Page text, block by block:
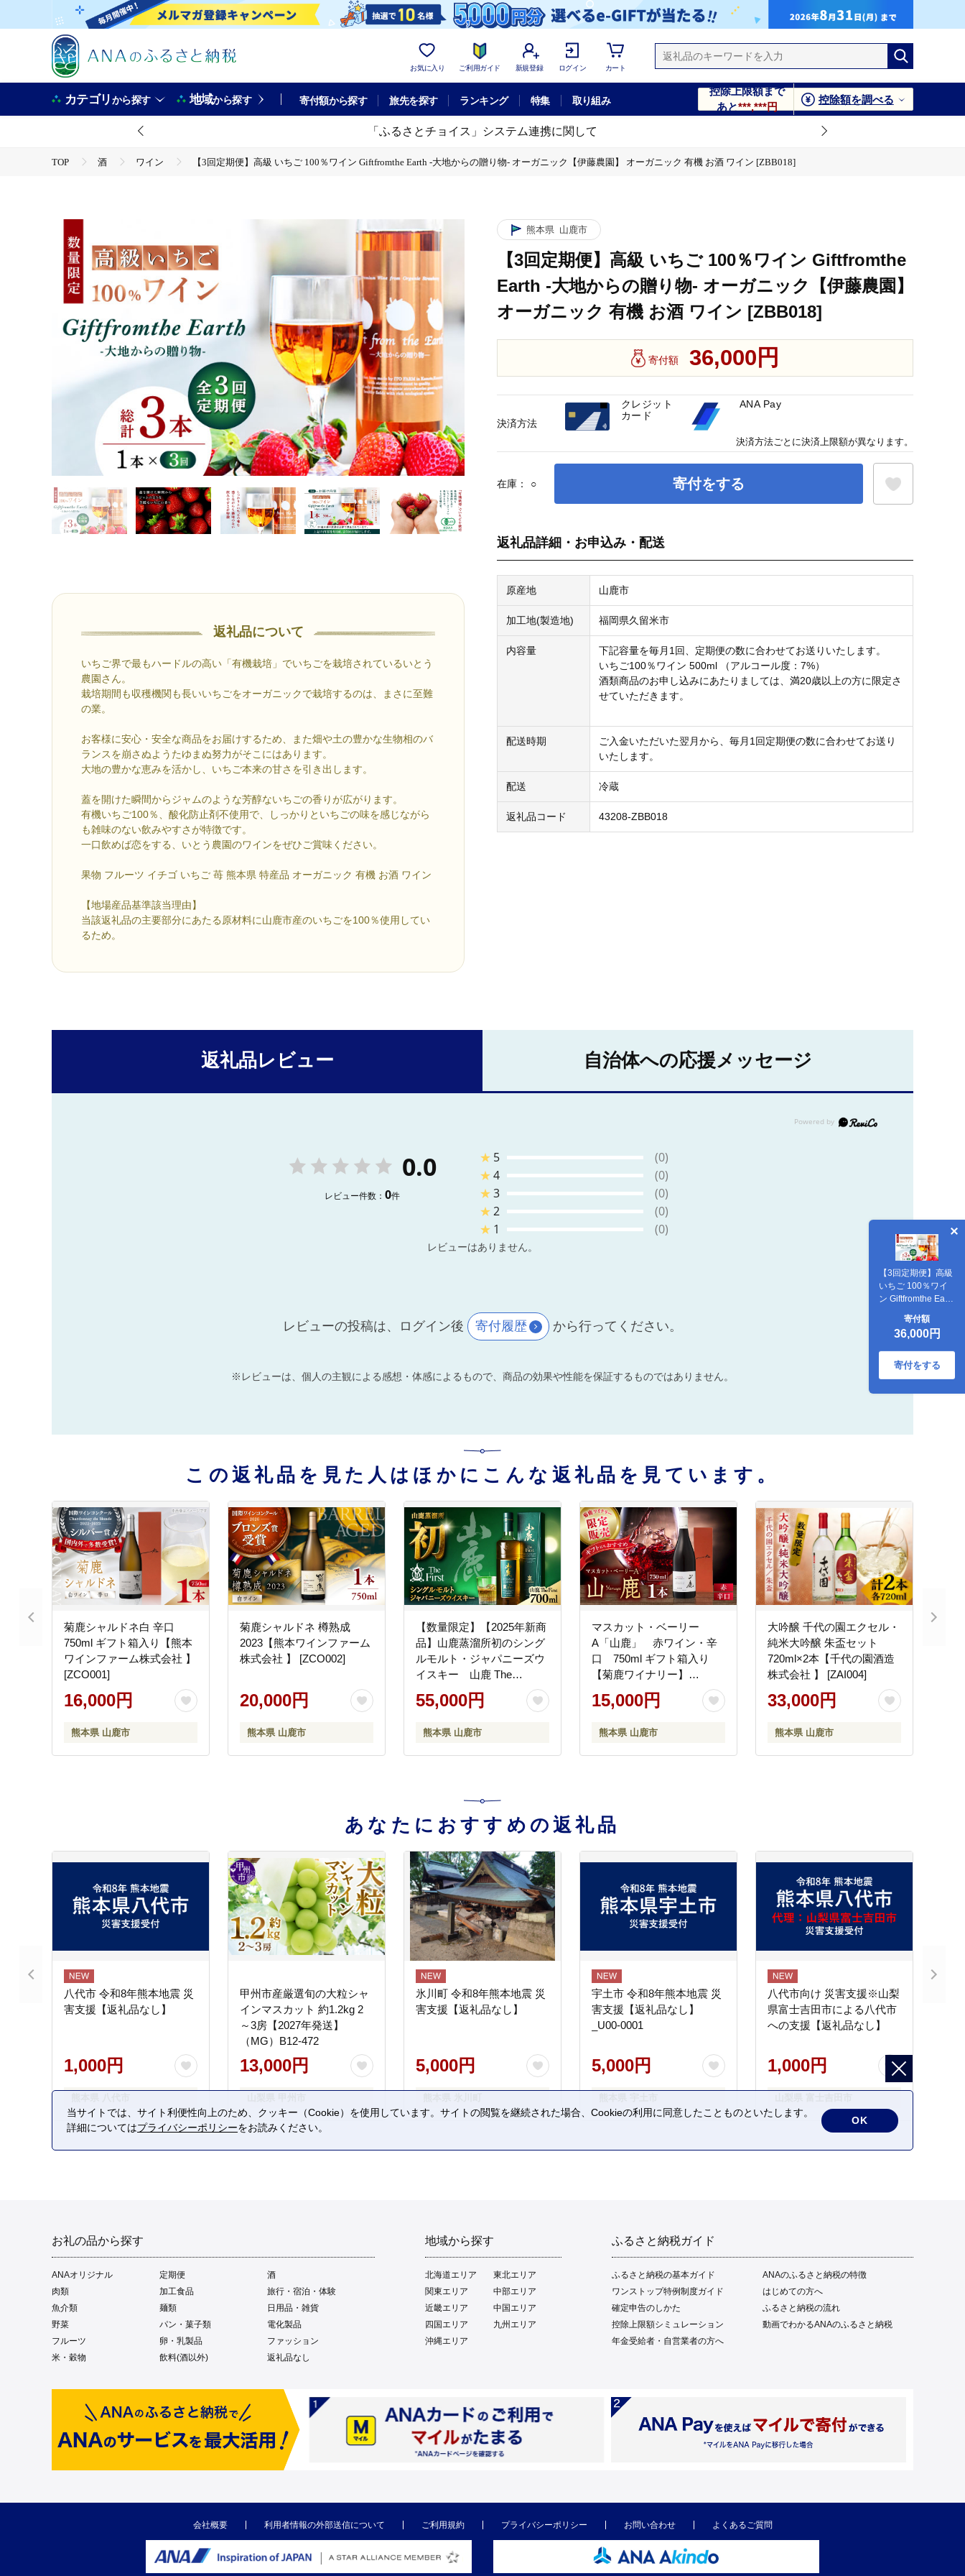
お気に入り ご利用ガイド 新規登録 ログイン カート
カテゴリから探す 地域から探す 寄付額から探す 旅先を探す ランキング 特集 取り組み
控除上限額まで
あと***,***円
控除額を調べる
「ふるさとチョイス」システム連携に関して
TOP 酒 ワイン 【3回定期便】高級 いちご 100％ワイン Giftfromthe Earth -大地からの贈り物- オーガニック【伊藤農園】 オーガニック 有機 お酒 ワイン [ZBB018]
返礼品について
いちご界で最もハードルの高い「有機栽培」でいちごを栽培されているいとう
農園さん。
栽培期間も収穫機関も長いいちごをオーガニックで栽培するのは、まさに至難
の業。
お客様に安心・安全な商品をお届けするため、また畑や土の豊かな生物相のバ
ランスを崩さぬようたゆまぬ努力がそこにはあります。
大地の豊かな恵みを活かし、いちご本来の甘さを引き出します。
蓋を開けた瞬間からジャムのような芳醇ないちごの香りが広がります。
有機いちご100％、酸化防止剤不使用で、しっかりといちごの味を感じながら
も雑味のない飲みやすさが特徴です。
一口飲めば恋をする、いとう農園のワインをぜひご賞味ください。
果物 フルーツ イチゴ いちご 苺 熊本県 特産品 オーガニック 有機 お酒 ワイン
【地場産品基準該当理由】
当該返礼品の主要部分にあたる原材料に山鹿市産のいちごを100％使用してい
るため。
熊本県 山鹿市
【3回定期便】高級 いちご 100％ワイン Giftfromthe
Earth -大地からの贈り物- オーガニック【伊藤農園】
オーガニック 有機 お酒 ワイン [ZBB018]
寄付額 36,000円
在庫： ○ 寄付をする
【3回定期便】高級
いちご 100％ワイ
ン Giftfromthe Earth
オーガニック【伊
藤農園】 オーガニ
ック 有機 お酒 ワイ
ン [ZBB018]
寄付額
36,000円
寄付をする
返礼品詳細・お申込み・配送
原産地 山鹿市
加工地(製造地) 福岡県久留米市
内容量
下記容量を毎月1回、定期便の数に合わせてお送りいたします。
いちご100％ワイン 500ml （アルコール度：7%）
酒類商品のお申し込みにあたりましては、満20歳以上の方に限定さ
せていただきます。
配送時期
ご入金いただいた翌月から、毎月1回定期便の数に合わせてお送り
いたします。
配送 冷蔵
返礼品コード 43208-ZBB018
決済方法
クレジット
カード
ANA Pay
決済方法ごとに決済上限額が異なります。
返礼品レビュー 自治体への応援メッセージ
0.0
レビュー件数： 0件
★ 5
(0)
★4
(0)
★3
(0)
★2
(0)
★ 1 (0)
レビューはありません。
レビューの投稿は、ログイン後 寄付履歴 から行ってください。
※レビューは、個人の主観による感想・体感によるもので、商品の効果や性能を保証するものではありません。
この返礼品を見た人はほかにこんな返礼品を見ています。
菊鹿シャルドネ白 辛口
750ml ギフト箱入り【熊本
ワインファーム株式会社 】
[ZCO001]
16,000円
熊本県 山鹿市
菊鹿シャルドネ 樽熟成
2023【熊本ワインファーム
株式会社 】 [ZCO002]
20,000円
熊本県 山鹿市
【数量限定】【2025年新商
品】山鹿蒸溜所初のシング
ルモルト・ジャパニーズウ
イスキー 山鹿 The
First【山鹿蒸溜所】
[ZAZ005]
55,000円
熊本県 山鹿市
マスカット・ベーリー
A「山鹿」 赤ワイン・辛
口 750ml ギフト箱入り
【菊鹿ワイナリー】
15,000円
熊本県 山鹿市
大吟醸 千代の園エクセル・
純米大吟醸 朱盃セット
720ml×2本【千代の園酒造
株式会社 】 [ZAI004]
33,000円
熊本県 山鹿市
あなたにおすすめの返礼品
八代市 令和8年熊本地震 災
害支援【返礼品なし】
1,000円
甲州市産厳選旬の大粒シャ
インマスカット 約1.2kg 2
～3房【2027年発送】
（MG）B12-472
13,000円
氷川町 令和8年熊本地震 災
害支援【返礼品なし】
5,000円
宇土市 令和8年熊本地震 災
害支援【返礼品なし】
_U00-0001
5,000円
八代市向け 災害支援※山梨
県富士吉田市による八代市
への支援【返礼品なし】
1,000円
お礼の品から探す
ANAオリジナル 定期便
酒
肉類
加工食品
旅行・宿泊・体験
魚介類
麺類
日用品・雑貨
野菜
パン・菓子類
電化製品
フルーツ
卵・乳製品
ファッション
米・穀物
飲料(酒以外) 返礼品なし
地域から探す
北海道エリア
東北エリア
関東エリア
中部エリア
近畿エリア
中国エリア
四国エリア
九州エリア
沖縄エリア
ふるさと納税ガイド
ふるさと納税の基本ガイド
ANAのふるさと納税の特徴
ワンストップ特例制度ガイド
はじめての方へ
確定申告のしかた
ふるさと納税の流れ
控除上限額シミュレーション
動画でわかるANAのふるさと納税
年金受給者・自営業者の方へ
会社概要 利用者情報の外部送信について ご利用規約 プライバシーポリシー お問い合わせ よくあるご質問
当サイトでは、サイト利便性向上のため、クッキー（Cookie）を使用しています。サイトの閲覧を継続された場合、Cookieの利用に同意したことものといたします。
詳細についてはプライバシーポリシーをお読みください。
OK